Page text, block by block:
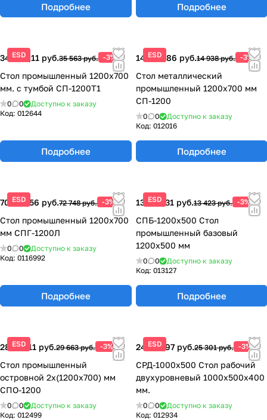
Подробнее Подробнее
ESD
34 496,11 руб.35 563 руб. -3%
Стол промышленный 1200x700
мм. с тумбой СП-1200Т1
0 0
Доступно к заказу
Код: 012644
Подробнее
ESD
14 489,86 руб.14 938 руб. -3%
Стол металлический
промышленный 1200x700 мм
СП-1200
0 0
Доступно к заказу
Код: 012016
Подробнее
ESD
70 565,56 руб.72 748 руб. -3%
Стол промышленный 1200х700
мм СПГ-1200Л
0 0
Доступно к заказу
Код: 0116992
Подробнее
ESD
13 020,31 руб.13 423 руб. -3%
СПБ-1200х500 Стол
промышленный базовый
1200x500 мм
0 0
Доступно к заказу
Код: 013127
Подробнее
ESD
28 773,11 руб.29 663 руб. -3%
Стол промышленный
островной 2х(1200х700) мм
СПО-1200
0 0
Доступно к заказу
Код: 012499
ESD
24 541,97 руб.25 301 руб. -3%
СРД-1000х500 Стол рабочий
двухуровневый 1000х500х400
мм.
0 0
Доступно к заказу
Код: 012934